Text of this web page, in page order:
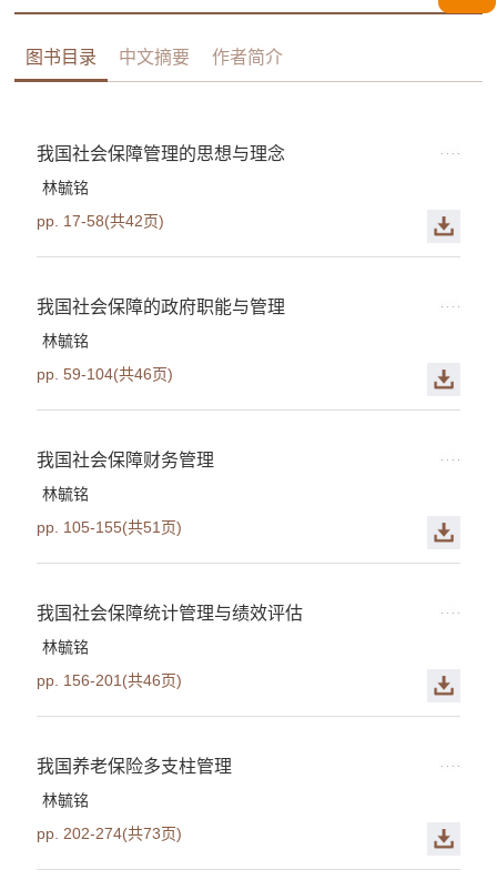
图书目录 中文摘要 作者简介
我国社会保障管理的思想与理念
林毓铭
pp. 17-58(共42页)
我国社会保障的政府职能与管理
林毓铭
pp. 59-104(共46页)
我国社会保障财务管理
林毓铭
pp. 105-155(共51页)
我国社会保障统计管理与绩效评估
林毓铭
pp. 156-201(共46页)
我国养老保险多支柱管理
林毓铭
pp. 202-274(共73页)